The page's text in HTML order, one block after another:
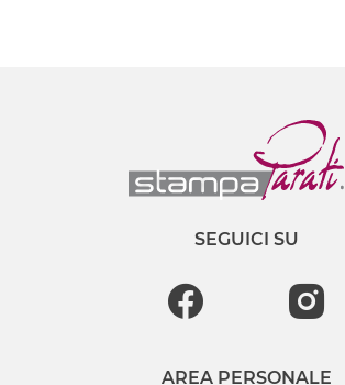
SEGUICI SU
AREA PERSONALE